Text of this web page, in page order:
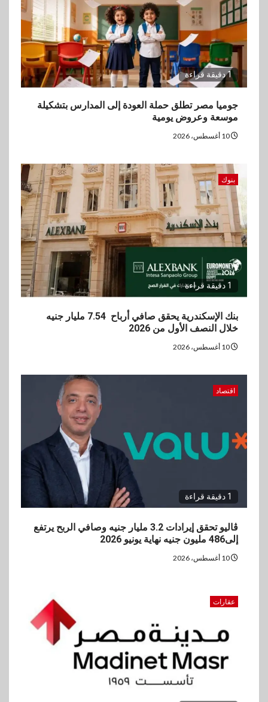
3
اقتصاد
ڤاليو تحقق إيرادات 3.2 مليار جنيه
وصافي الربح يرتفع إلى486
مليون جنيه نهاية يونيو 2026
4
مدينة مصر تسجل مبيعات بقيمة
28.4 مليار جنيه خلال النصف
5
سوق وصلة
vivo تعيد تعريف مفهوم الفئة
المتوسطة مع إطلاق Y500
بمواصفات استثنائية
1 دقيقة قراءة
جوميا مصر تطلق حملة العودة إلى المدارس بتشكيلة
موسعة وعروض يومية
بنوك
1 دقيقة قراءة
بنك الإسكندرية يحقق صافي أرباح 7.54 مليار جنيه
خلال النصف الأول من 2026
اقتصاد
1 دقيقة قراءة
ڤاليو تحقق إيرادات 3.2 مليار جنيه وصافي الربح يرتفع
إلى486 مليون جنيه نهاية يونيو 2026
عقارات